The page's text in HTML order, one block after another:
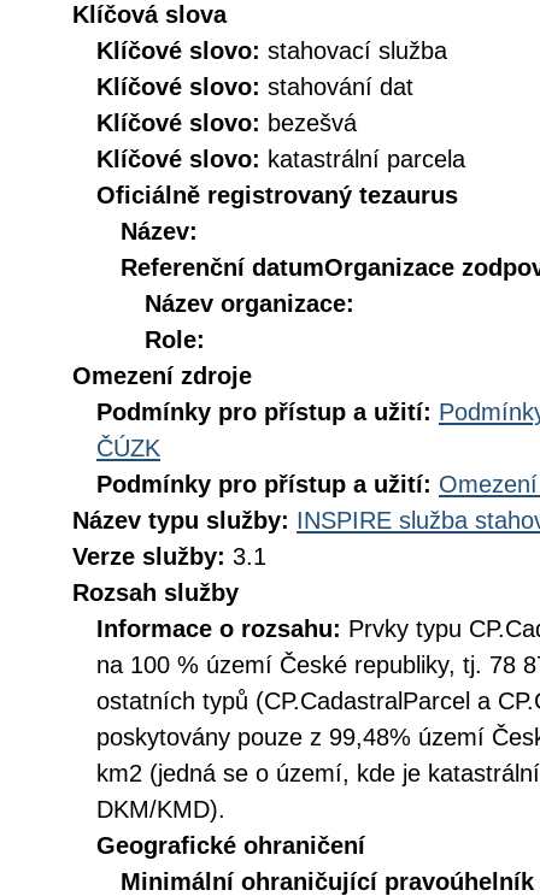
Klíčová slova
Klíčové slovo: stahovací služba
Klíčové slovo: stahování dat
Klíčové slovo: bezešvá
Klíčové slovo: katastrální parcela
Oficiálně registrovaný tezaurus
Název:
Referenční datumOrganizace
Název organizace:
Role:
Omezení zdroje
Podmínky pro přístup a užití:
ČÚZK
Podmínky pro přístup a užití:
Název typu služby: INSPIRE služba
Verze služby: 3.1
Rozsah služby
Informace o rozsahu: Prvky typu
na 100 % území České republiky, tj. 78
ostatních typů (CP.CadastralParcel a
poskytovány pouze z 99,48% území
km2 (jedná se o území, kde je
DKM/KMD).
Geografické ohraničení
Minimální ohraničující pravoúhelník